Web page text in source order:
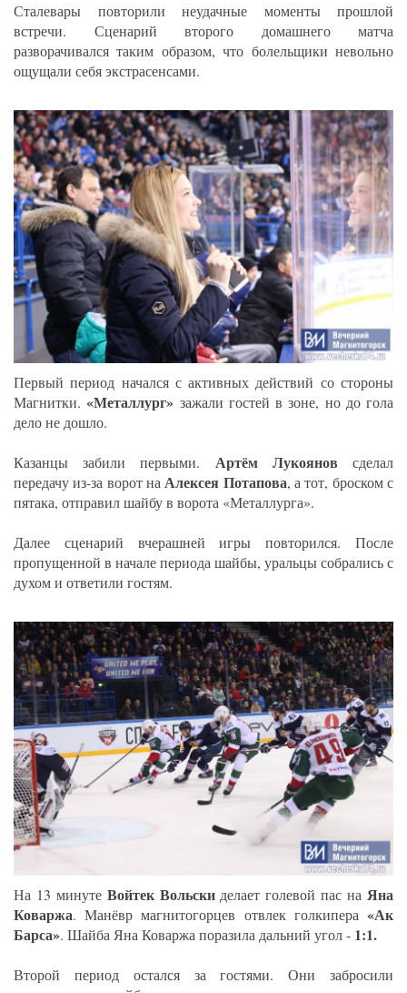
Сталевары повторили неудачные моменты прошлой
встречи. Сценарий второго домашнего матча
разворачивался таким образом, что болельщики невольно
ощущали себя экстрасенсами.
Первый период начался с активных действий со стороны
Магнитки. «Металлург» зажали гостей в зоне, но до гола
дело не дошло.
Казанцы забили первыми. Артём Лукоянов сделал
передачу из-за ворот наАлексея Потапова, а тот, броском с
пятака, отправил шайбу в ворота «Металлурга».
Далее сценарий вчерашней игры повторился. После
пропущенной в начале периода шайбы, уральцы собрались с
духом и ответили гостям.
На 13 минуте Войтек Вольскиделает голевой пас на Яна
Коваржа. Манёвр магнитогорцев отвлек голкипера «Ак
Барса». Шайба Яна Коваржа поразила дальний угол - 1:1.
Второй период остался за гостями. Они забросили